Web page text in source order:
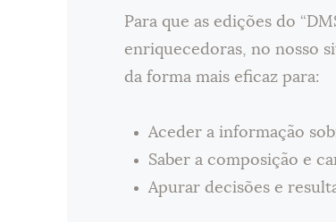
Para que as edições do
enriquecedoras, no nosso
da forma mais eficaz para:
Aceder a informação
Saber a composição e
Apurar decisões e